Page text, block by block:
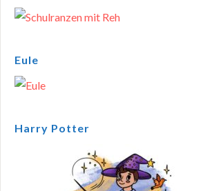
Eule
Harry Potter